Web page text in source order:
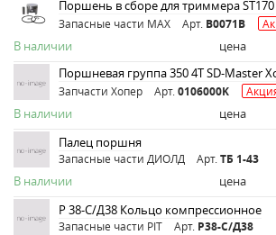
Поршень в сборе для триммера ST170
Запасные части MAX Арт. B0071B
В наличии цена
Поршневая группа 350 4Т SD-Master
Запчасти Хопер Арт. 0106000K
В наличии цена
Палец поршня
Запасные части ДИОЛД Арт. ТБ 1-43
В наличии цена
Р 38-С/Д38 Кольцо компрессионное
Запасные части PIT Арт. Р38-С/Д38